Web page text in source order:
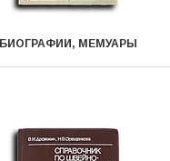
БИОГРАФИИ, МЕМУАРЫ